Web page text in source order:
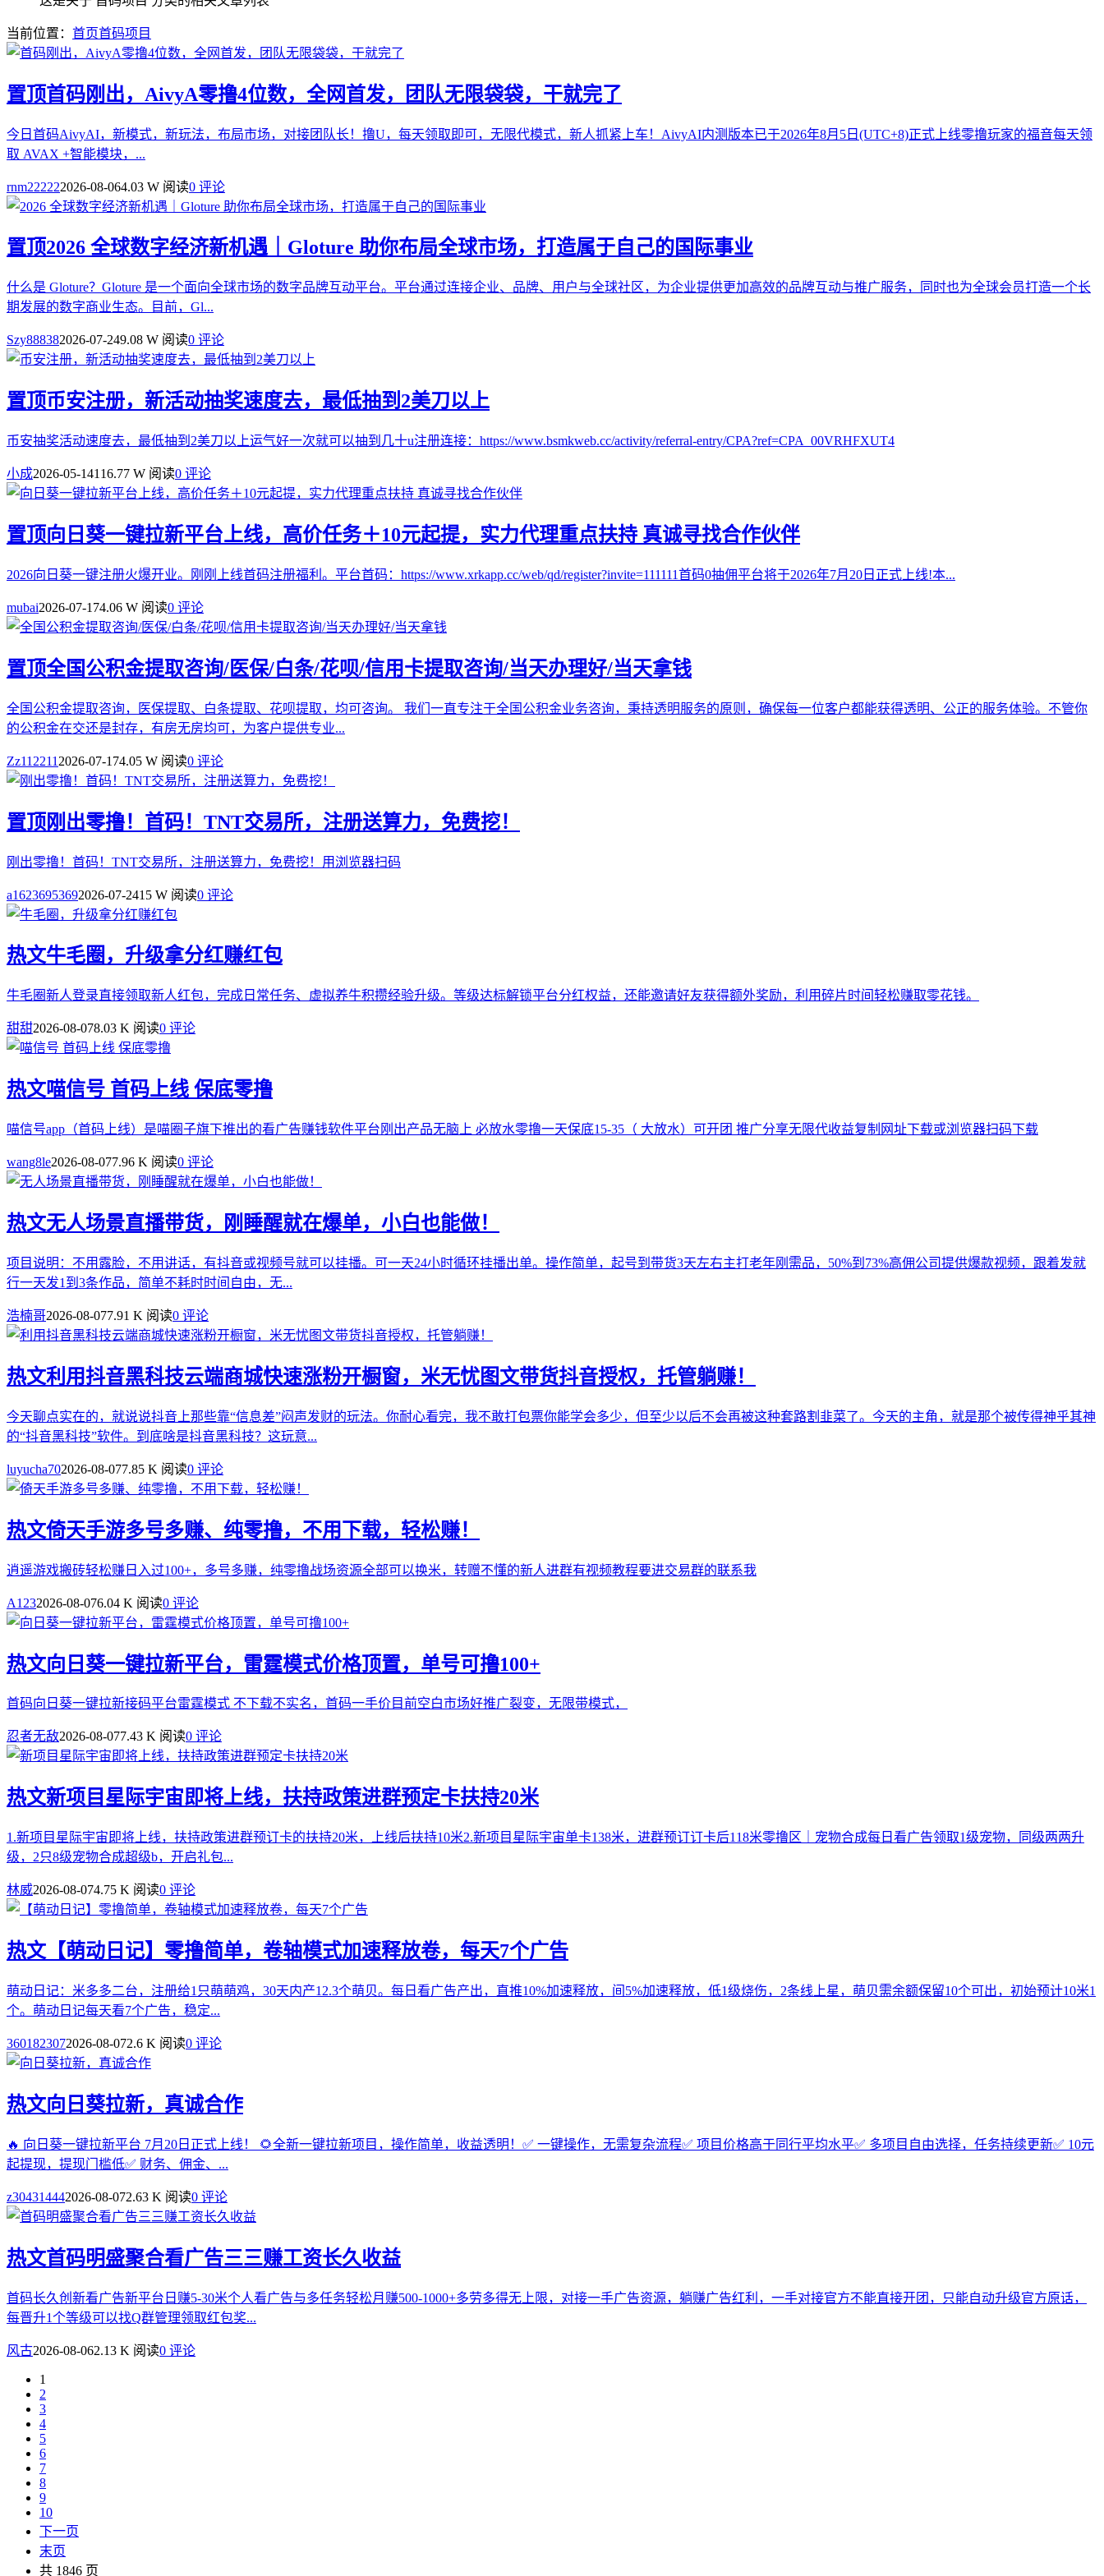
当前位置： 首页首码项目
置顶首码刚出，AivyA零撸4位数，全网首发，团队无限袋袋，干就完了
今日首码AivyAI，新模式，新玩法，布局市场，对接团队长！撸U，每天领取即可，无限代模式，新人抓紧上车！AivyAI内测版本已于2026年8月5日(UTC+8)正式上线零撸玩家的福音每天领
取 AVAX +智能模块，...
rnm222222026-08-064.03 W 阅读0 评论
置顶2026 全球数字经济新机遇｜Gloture 助你布局全球市场，打造属于自己的国际事业
什么是 Gloture？Gloture 是一个面向全球市场的数字品牌互动平台。平台通过连接企业、品牌、用户与全球社区，为企业提供更加高效的品牌互动与推广服务，同时也为全球会员打造一个长
期发展的数字商业生态。目前，Gl...
Szy888382026-07-249.08 W 阅读0 评论
置顶币安注册，新活动抽奖速度去，最低抽到2美刀以上
币安抽奖活动速度去，最低抽到2美刀以上运气好一次就可以抽到几十u注册连接：https://www.bsmkweb.cc/activity/referral-entry/CPA?ref=CPA_00VRHFXUT4
小成2026-05-14116.77 W 阅读0 评论
置顶向日葵一键拉新平台上线，高价任务＋10元起提，实力代理重点扶持 真诚寻找合作伙伴
2026向日葵一键注册火爆开业。刚刚上线首码注册福利。平台首码：https://www.xrkapp.cc/web/qd/register?invite=111111首码0抽佣平台将于2026年7月20日正式上线!本...
mubai2026-07-174.06 W 阅读0 评论
置顶全国公积金提取咨询/医保/白条/花呗/信用卡提取咨询/当天办理好/当天拿钱
全国公积金提取咨询，医保提取、白条提取、花呗提取，均可咨询。 我们一直专注于全国公积金业务咨询，秉持透明服务的原则，确保每一位客户都能获得透明、公正的服务体验。不管你
的公积金在交还是封存，有房无房均可，为客户提供专业...
Zz112211 2026-07-174.05 W 阅读0 评论
置顶刚出零撸！首码！TNT交易所，注册送算力，免费挖！
刚出零撸！首码！TNT交易所，注册送算力，免费挖！用浏览器扫码
a16236953692026-07-2415 W 阅读0 评论
热文牛毛圈，升级拿分红赚红包
牛毛圈新人登录直接领取新人红包，完成日常任务、虚拟养牛积攒经验升级。等级达标解锁平台分红权益，还能邀请好友获得额外奖励，利用碎片时间轻松赚取零花钱。
甜甜2026-08-078.03 K 阅读0 评论
热文喵信号 首码上线 保底零撸
喵信号app（首码上线）是喵圈子旗下推出的看广告赚钱软件平台刚出产品无脑上 必放水零撸一天保底15-35（ 大放水）可开团 推广分享无限代收益复制网址下载或浏览器扫码下载
wang8le2026-08-077.96 K 阅读0 评论
热文无人场景直播带货，刚睡醒就在爆单，小白也能做！
项目说明：不用露脸，不用讲话，有抖音或视频号就可以挂播。可一天24小时循环挂播出单。操作简单，起号到带货3天左右主打老年刚需品，50%到73%高佣公司提供爆款视频，跟着发就
行一天发1到3条作品，简单不耗时时间自由，无...
浩楠哥2026-08-077.91 K 阅读0 评论
热文利用抖音黑科技云端商城快速涨粉开橱窗，米无忧图文带货抖音授权，托管躺赚！
今天聊点实在的，就说说抖音上那些靠“信息差”闷声发财的玩法。你耐心看完，我不敢打包票你能学会多少，但至少以后不会再被这种套路割韭菜了。今天的主角，就是那个被传得神乎其神
的“抖音黑科技”软件。到底啥是抖音黑科技？这玩意...
luyucha702026-08-077.85 K 阅读0 评论
热文倚天手游多号多赚、纯零撸，不用下载，轻松赚！
逍遥游戏搬砖轻松赚日入过100+，多号多赚，纯零撸战场资源全部可以换米，转赠不懂的新人进群有视频教程要进交易群的联系我
A1232026-08-076.04 K 阅读0 评论
热文向日葵一键拉新平台，雷霆模式价格顶置，单号可撸100+
首码向日葵一键拉新接码平台雷霆模式 不下载不实名，首码一手价目前空白市场好推广裂变，无限带模式，
忍者无敌2026-08-077.43 K 阅读0 评论
热文新项目星际宇宙即将上线，扶持政策进群预定卡扶持20米
1.新项目星际宇宙即将上线，扶持政策进群预订卡的扶持20米，上线后扶持10米2.新项目星际宇宙单卡138米，进群预订订卡后118米零撸区｜宠物合成每日看广告领取1级宠物，同级两两升
级，2只8级宠物合成超级b，开启礼包...
林威2026-08-074.75 K 阅读0 评论
热文 【萌动日记】零撸简单，卷轴模式加速释放卷，每天7个广告
萌动日记：米多多二台，注册给1只萌萌鸡，30天内产12.3个萌贝。每日看广告产出，直推10%加速释放，间5%加速释放，低1级烧伤，2条线上星，萌贝需余额保留10个可出，初始预计10米1
个。萌动日记每天看7个广告，稳定...
3601823072026-08-072.6 K 阅读0 评论
热文向日葵拉新，真诚合作
🔥 向日葵一键拉新平台 7月20日正式上线！ 🌻全新一键拉新项目，操作简单，收益透明！✅ 一键操作，无需复杂流程✅ 项目价格高于同行平均水平✅ 多项目自由选择，任务持续更新✅ 10元
起提现，提现门槛低✅ 财务、佣金、...
z304314442026-08-072.63 K 阅读0 评论
热文首码明盛聚合看广告三三赚工资长久收益
首码长久创新看广告新平台日赚5-30米个人看广告与多任务轻松月赚500-1000+多劳多得无上限，对接一手广告资源，躺赚广告红利，一手对接官方不能直接开团，只能自动升级官方原话，
每晋升1个等级可以找Q群管理领取红包奖...
风古2026-08-062.13 K 阅读0 评论
1
2
3
4
5
6
7
8
9
10
下一页
末页
共 1846 页